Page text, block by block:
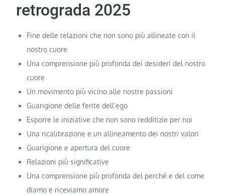
retrograda 2025
Fine delle relazioni che non sono più allineate con il
nostro cuore
Una comprensione più profonda dei desideri del nostro
cuore
Un movimento più vicino alle nostre passioni
Guarigione delle ferite dell’ego
Esporre le iniziative che non sono redditizie per noi
Una ricalibrazione e un allineamento dei nostri valori
Guarigione e apertura del cuore
Relazioni più significative
Una comprensione più profonda del perché e del come
diamo e riceviamo amore